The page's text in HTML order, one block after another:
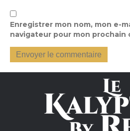
Enregistrer mon nom, mon e-
navigateur pour mon prochain